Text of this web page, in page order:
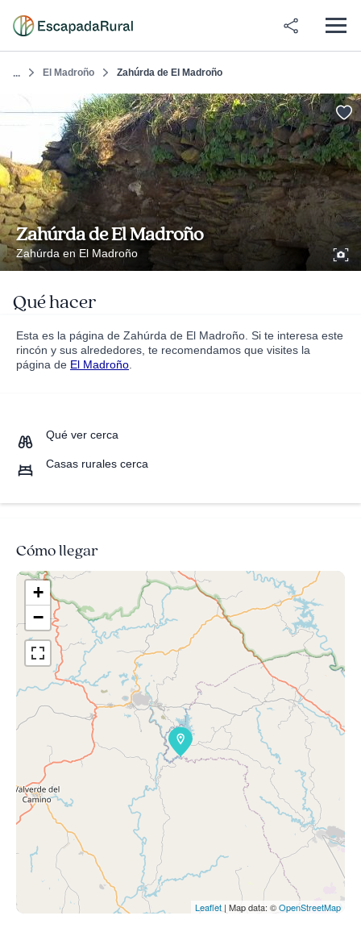
... El Madroño Zahúrda de El Madroño
Zahúrda de El Madroño
Zahúrda en El Madroño
Qué hacer
Esta es la página de Zahúrda de El Madroño. Si te interesa este
rincón y sus alrededores, te recomendamos que visites la
página de El Madroño
Qué ver cerca
Casas rurales cerca
Cómo llegar
+
−
Leaflet | Map data: ©OpenStreetMap